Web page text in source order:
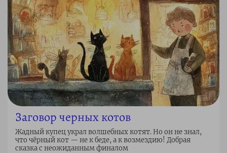
Заговор черных котов
Жадный купец украл волшебных котят. Но он не знал,
что чёрный кот — не к беде, а к возмездию! Добрая
сказка с неожиданным финалом